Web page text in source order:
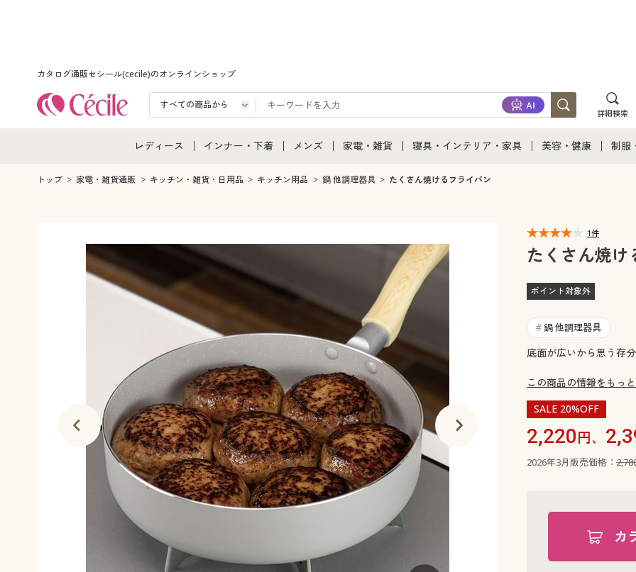
カタログ通販セシール(cecile)のオンラインショップ
詳細検索
レディース
レディース通販すべて
女性下着
インナー・下着
インナー・下着通販すべて
メンズ下着
ジュニア・ティーンズ下着
メンズ
メンズ通販すべて
メンズ下着
家電・雑貨
家電・雑貨すべて
キッチン・雑貨・日用品
寝具・インテリア・家具
寝具・インテリア・家具通販すべて
寝具・ベッド
カーテン・ラグ・ファブリック
美容・健康 制服
ジュ
トップ 家電・雑貨通販 キッチン・雑貨・日用品 キッチン用品 鍋 他調理器具 たくさん焼けるフライパン
1件
たくさん焼
ポイント対象外
# 鍋 他調理器具
底面が広いから思う存
この商品の情報をもっ
SALE 20%OFF
2,220円、
2026年3月販売価格：
カ